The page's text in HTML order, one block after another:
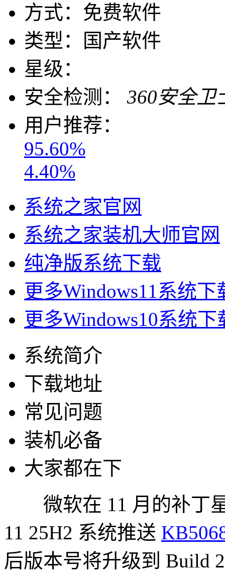
方式： 免费软件
类型：
国产软件
星级：
安全检测：
360安全卫
用户推荐：
95.60%
4.40%
系统之家官网
系统之家装机大师官网
纯净版系统下载
更多Windows11系统下
更多Windows10系统下
系统简介
下载地址
常见问题
装机必备
大家都在下
微软在 11 月的补丁星
11 25H2 系统推送
后版本号将升级到 Build